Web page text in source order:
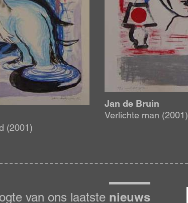
(2001)
Jan de Bruin
Verlichte man (2001)
van ons laatste nieuws